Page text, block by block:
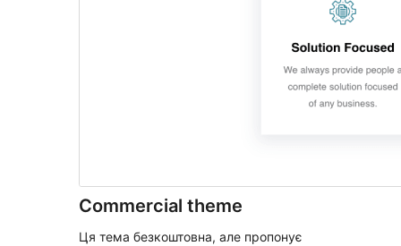
Commercial theme
Ця тема безкоштовна, але пропонує